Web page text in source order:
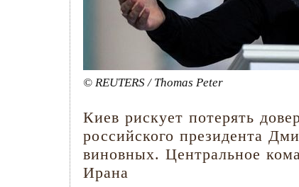
© REUTERS / Thomas Peter
Киев рискует потерять
российского президента
виновных. Центральное
Ирана